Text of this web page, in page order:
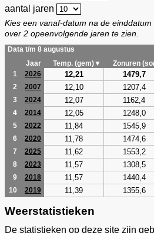
aantal jaren
Kies een vanaf-datum na de
over 2 opeenvolgende jaren te zien.
Data t/m 8 augustus
Jaar
Temp. (gem)▼ Zonuren
1
2026 12,21 1479,7
2 2007 12,10 1207,4
3 2024 12,07 1162,4
4 2014 12,05 1248,0
5 2022 11,84 1545,9
6 2020 11,78 1474,6
7 2025 11,62 1553,2
8 2023 11,57 1308,5
9 2018 11,57 1440,4
10 2019 11,39 1355,6
Weerstatistieken
De statistieken op deze site zijn